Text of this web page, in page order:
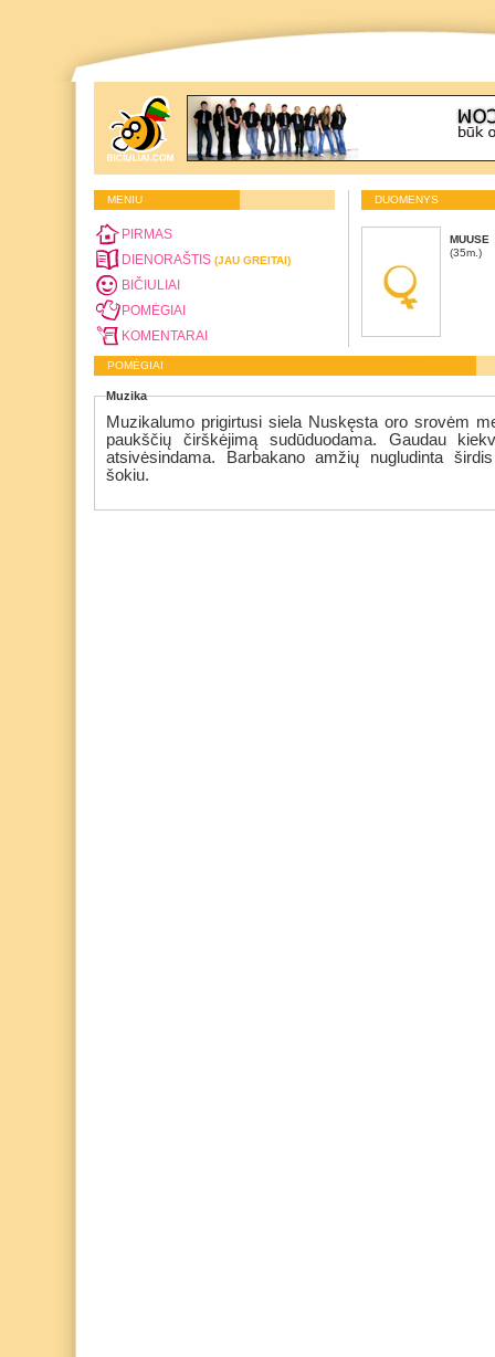
MENIU
PIRMAS
DIENORAŠTIS (JAU GREITAI)
BIČIULIAI
POMĖGIAI
KOMENTARAI
DUOMENYS
MUUSE
(35m.)
POMĖGIAI
Muzika
Muzikalumo prigirtusi siela Nuskęsta oro srovėm
paukščių čirškėjimą sudūduodama. Gaudau
atsivėsindama. Barbakano amžių nugludinta
šokiu.